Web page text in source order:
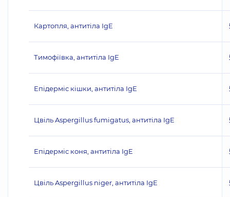
Картопля, антитіла IgE
Тимофіївка, антитіла IgE
Епідерміс кішки, антитіла IgE
Цвіль Aspergillus fumigatus, антитіла IgE
Епідерміс коня, антитіла IgE
Цвіль Aspergillus niger, антитіла IgE